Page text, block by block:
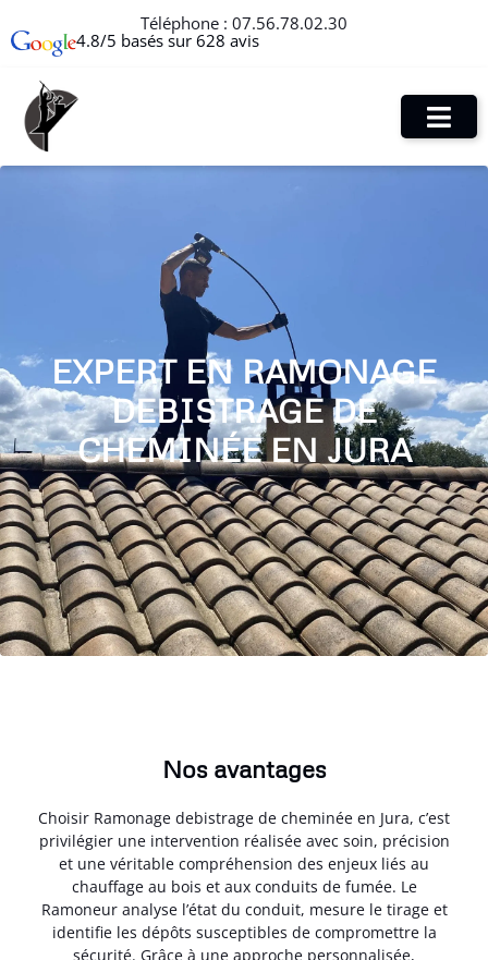
Téléphone : 07.56.78.02.30
4.8/5 basés sur 628 avis
EXPERT EN RAMONAGE
DEBISTRAGE DE
CHEMINÉE EN JURA
Nos avantages
Choisir Ramonage debistrage de cheminée en Jura, c’est
privilégier une intervention réalisée avec soin, précision
et une véritable compréhension des enjeux liés au
chauffage au bois et aux conduits de fumée. Le
Ramoneur analyse l’état du conduit, mesure le tirage et
identifie les dépôts susceptibles de compromettre la
sécurité. Grâce à une approche personnalisée,